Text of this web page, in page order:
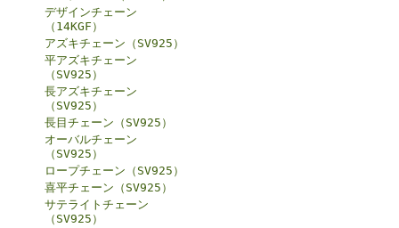
デザインチェーン
（14KGF）
アズキチェーン（SV925）
平アズキチェーン
（SV925）
長アズキチェーン
（SV925）
長目チェーン（SV925）
オーバルチェーン
（SV925）
ロープチェーン（SV925）
喜平チェーン（SV925）
サテライトチェーン
（SV925）